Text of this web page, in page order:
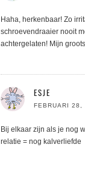
Haha, herkenbaar! Zo
schroevendraaier nooit
achtergelaten! Mijn
ESJE
FEBRUARI
Bij elkaar zijn als je nog
relatie = nog kalverliefde